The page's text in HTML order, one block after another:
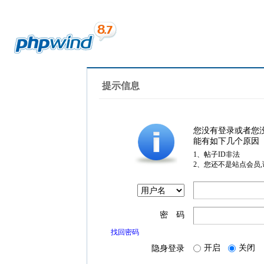
提示信息
您没有登录或者您
能有如下几个原因
1、帖子ID非法
2、您还不是站点会员
密 码
找回密码
隐身登录 开启 关闭